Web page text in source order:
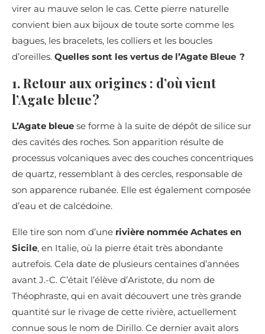
virer au mauve selon le cas. Cette pierre naturelle
convient bien aux bijoux de toute sorte comme les
bagues, les bracelets, les colliers et les boucles
d’oreilles. Quelles sont les vertus de l’Agate Bleue ?
1. Retour aux origines : d’où vient
l’Agate bleue ?
L’Agate bleue se forme à la suite de dépôt de silice sur
des cavités des roches. Son apparition résulte de
processus volcaniques avec des couches concentriques
de quartz, ressemblant à des cercles, responsable de
son apparence rubanée. Elle est également composée
d’eau et de calcédoine.
Elle tire son nom d’une rivière nommée Achates en
Sicile, en Italie, où la pierre était très abondante
autrefois. Cela date de plusieurs centaines d’années
avant J.-C. C’était l’élève d’Aristote, du nom de
Théophraste, qui en avait découvert une très grande
quantité sur le rivage de cette rivière, actuellement
connue sous le nom de Dirillo. Ce dernier avait alors